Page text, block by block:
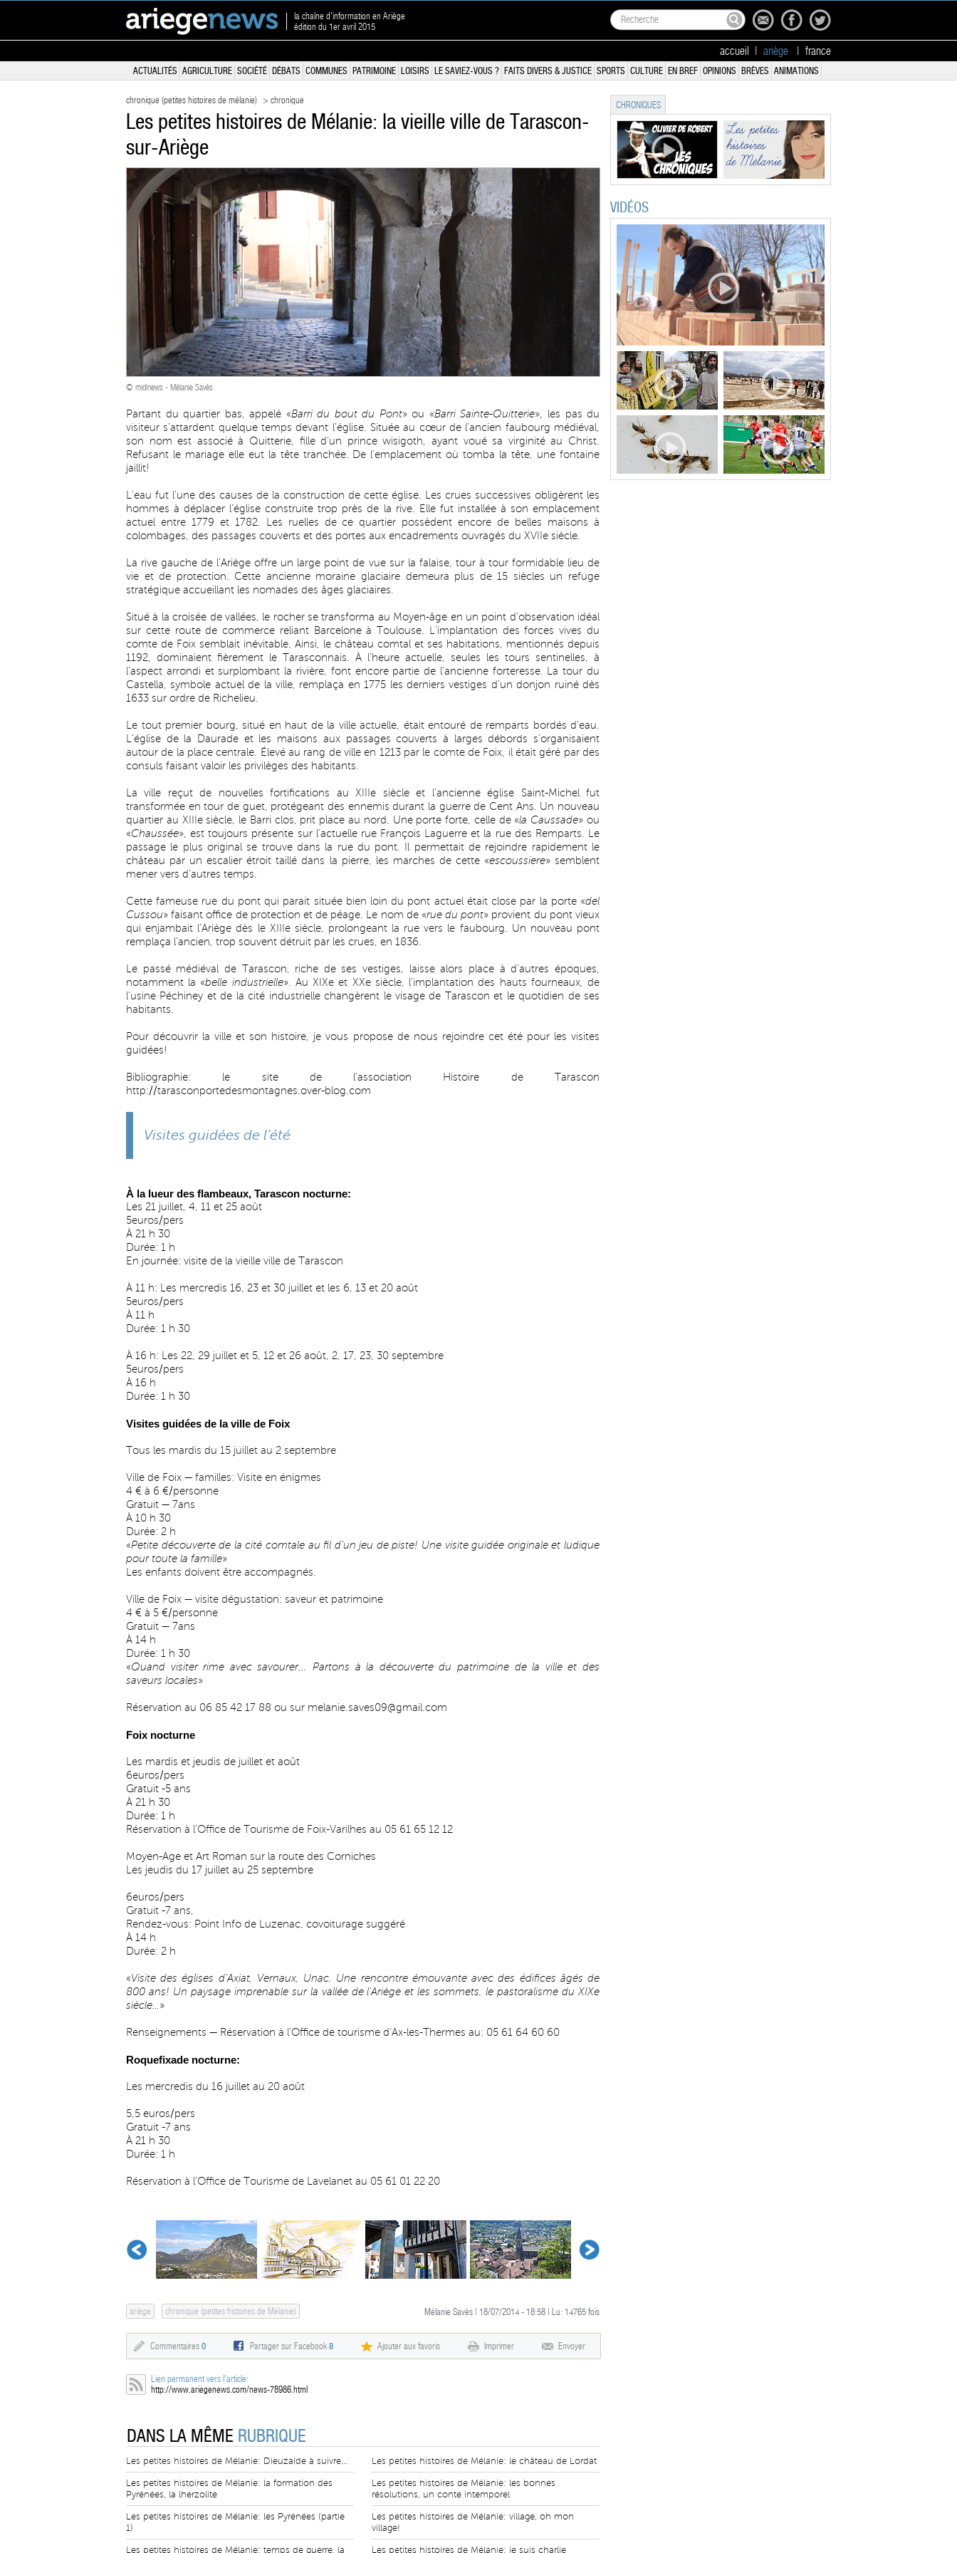
la chaîne d'information en Ariège
édition du 1er avril 2015
accueil ariège france
ACTUALITÉS AGRICULTURE SOCIÉTÉ DÉBATS COMMUNES PATRIMOINE LOISIRS LE SAVIEZ-VOUS ? FAITS DIVERS & JUSTICE SPORTS CULTURE EN BREF OPINIONS BRÈVES ANIMATIONS
chronique (petites histoires de mélanie) > chronique
Les petites histoires de Mélanie: la vieille ville de Tarascon-
sur-Ariège
© midinews - Mélanie Savès
Partant du quartier bas, appelé «Barri du bout du Pont» ou «Barri Sainte-Quitterie», les pas du
visiteur s’attardent quelque temps devant l’église. Située au cœur de l’ancien faubourg médiéval,
son nom est associé à Quitterie, fille d’un prince wisigoth, ayant voué sa virginité au Christ.
Refusant le mariage elle eut la tête tranchée. De l’emplacement où tomba la tête, une fontaine
jaillit!
L’eau fut l’une des causes de la construction de cette église. Les crues successives obligèrent les
hommes à déplacer l’église construite trop près de la rive. Elle fut installée à son emplacement
actuel entre 1779 et 1782. Les ruelles de ce quartier possèdent encore de belles maisons à
colombages, des passages couverts et des portes aux encadrements ouvragés du XVIIe siècle.
La rive gauche de l’Ariège offre un large point de vue sur la falaise, tour à tour formidable lieu de
vie et de protection. Cette ancienne moraine glaciaire demeura plus de 15 siècles un refuge
stratégique accueillant les nomades des âges glaciaires.
Situé à la croisée de vallées, le rocher se transforma au Moyen-âge en un point d’observation idéal
sur cette route de commerce reliant Barcelone à Toulouse. L’implantation des forces vives du
comte de Foix semblait inévitable. Ainsi, le château comtal et ses habitations, mentionnés depuis
1192, dominaient fièrement le Tarasconnais. À l’heure actuelle, seules les tours sentinelles, à
l’aspect arrondi et surplombant la rivière, font encore partie de l’ancienne forteresse. La tour du
Castella, symbole actuel de la ville, remplaça en 1775 les derniers vestiges d’un donjon ruiné dès
1633 sur ordre de Richelieu.
Le tout premier bourg, situé en haut de la ville actuelle, était entouré de remparts bordés d’eau.
L’église de la Daurade et les maisons aux passages couverts à larges débords s’organisaient
autour de la place centrale. Élevé au rang de ville en 1213 par le comte de Foix, il était géré par des
consuls faisant valoir les privilèges des habitants.
La ville reçut de nouvelles fortifications au XIIIe siècle et l’ancienne église Saint-Michel fut
transformée en tour de guet, protégeant des ennemis durant la guerre de Cent Ans. Un nouveau
quartier au XIIIe siècle, le Barri clos, prit place au nord. Une porte forte, celle de «la Caussade» ou
«Chaussée», est toujours présente sur l’actuelle rue François Laguerre et la rue des Remparts. Le
passage le plus original se trouve dans la rue du pont. Il permettait de rejoindre rapidement le
château par un escalier étroit taillé dans la pierre, les marches de cette «escoussiere» semblent
mener vers d’autres temps.
Cette fameuse rue du pont qui parait située bien loin du pont actuel était close par la porte «del
Cussou» faisant office de protection et de péage. Le nom de «rue du pont» provient du pont vieux
qui enjambait l’Ariège dès le XIIIe siècle, prolongeant la rue vers le faubourg. Un nouveau pont
remplaça l’ancien, trop souvent détruit par les crues, en 1836.
Le passé médiéval de Tarascon, riche de ses vestiges, laisse alors place à d’autres époques,
notamment la «belle industrielle». Au XIXe et XXe siècle, l’implantation des hauts fourneaux, de
l’usine Péchiney et de la cité industrielle changèrent le visage de Tarascon et le quotidien de ses
habitants.
Pour découvrir la ville et son histoire, je vous propose de nous rejoindre cet été pour les visites
guidées!
Bibliographie: le site de l’association Histoire de Tarascon
http://tarasconportedesmontagnes.over-blog.com
Visites guidées de l’été
À la lueur des flambeaux, Tarascon nocturne:
Les 21 juillet, 4, 11 et 25 août
5euros/pers
À 21 h 30
Durée: 1 h
En journée: visite de la vieille ville de Tarascon
À 11 h: Les mercredis 16, 23 et 30 juillet et les 6, 13 et 20 août
5euros/pers
À 11 h
Durée: 1 h 30
À 16 h: Les 22, 29 juillet et 5, 12 et 26 août, 2, 17, 23, 30 septembre
5euros/pers
À 16 h
Durée: 1 h 30
Visites guidées de la ville de Foix
Tous les mardis du 15 juillet au 2 septembre
Ville de Foix — familles: Visite en énigmes
4 € à 6 €/personne
Gratuit — 7ans
À 10 h 30
Durée: 2 h
«Petite découverte de la cité comtale au fil d’un jeu de piste! Une visite guidée originale et ludique
pour toute la famille»
Les enfants doivent être accompagnés.
Ville de Foix — visite dégustation: saveur et patrimoine
4 € à 5 €/personne
Gratuit — 7ans
À 14 h
Durée: 1 h 30
«Quand visiter rime avec savourer... Partons à la découverte du patrimoine de la ville et des
saveurs locales»
Réservation au 06 85 42 17 88 ou sur melanie.saves09@gmail.com
Foix nocturne
Les mardis et jeudis de juillet et août
6euros/pers
Gratuit -5 ans
À 21 h 30
Durée: 1 h
Réservation à l’Office de Tourisme de Foix-Varilhes au 05 61 65 12 12
Moyen-Age et Art Roman sur la route des Corniches
Les jeudis du 17 juillet au 25 septembre
6euros/pers
Gratuit -7 ans,
Rendez-vous: Point Info de Luzenac, covoiturage suggéré
À 14 h
Durée: 2 h
«Visite des églises d’Axiat, Vernaux, Unac. Une rencontre émouvante avec des édifices âgés de
800 ans! Un paysage imprenable sur la vallée de l’Ariège et les sommets, le pastoralisme du XIXe
siècle… »
Renseignements — Réservation à l’Office de tourisme d’Ax-les-Thermes au: 05 61 64 60 60
Roquefixade nocturne:
Les mercredis du 16 juillet au 20 août
5,5 euros/pers
Gratuit -7 ans
À 21 h 30
Durée: 1 h
Réservation à l’Office de Tourisme de Lavelanet au 05 61 01 22 20
ariège chronique (petites histoires de Mélanie) Mélanie Savès | 18/07/2014 - 18:58 | Lu: 14765 fois
Commentaires 0 Partager sur Facebook8 Ajouter aux favoris Imprimer Envoyer
Lien permanent vers l'article:
http://www.ariegenews.com/news-78986.html
DANS LA MÊME RUBRIQUE
Les petites histoires de Mélanie: Dieuzaide à suivre...
Les petites histoires de Mélanie: la formation des
Pyrénées, la lherzolite
Les petites histoires de Mélanie: les Pyrénées (partie
1)
Les petites histoires de Mélanie: temps de guerre, la
Les petites histoires de Mélanie: le château de Lordat
Les petites histoires de Mélanie: les bonnes
résolutions, un conte intemporel
Les petites histoires de Mélanie: village, oh mon
village!
Les petites histoires de Mélanie: je suis charlie
CHRONIQUES
VIDÉOS